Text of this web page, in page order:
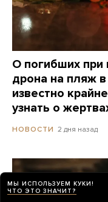
О погибших при
дрона на пляж
известно
узнать о
НОВОСТИ 2 дня назад
МЫ ИСПОЛЬЗУЕМ КУКИ!
ЧТО ЭТО ЗНАЧИТ?